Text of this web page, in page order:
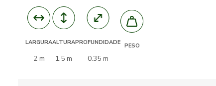
LARGURA
2 m
ALTURA
1.5 m
PROFUNDIDADE
0.35 m
PESO